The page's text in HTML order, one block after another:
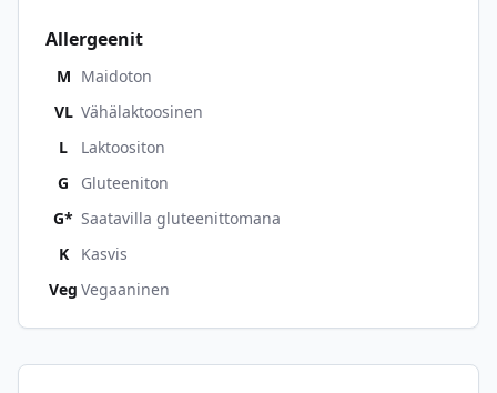
Allergeenit
M Maidoton
VL Vähälaktoosinen
L
Laktoositon
G
Gluteeniton
G* Saatavilla gluteenittomana
K
Kasvis
Veg Vegaaninen